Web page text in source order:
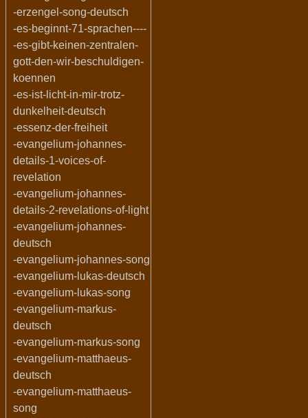
-erzengel-song-deutsch
-es-beginnt-71-sprachen----
-es-gibt-keinen-zentralen-
gott-den-wir-beschuldigen-
koennen
-es-ist-licht-in-mir-trotz-
dunkelheit-deutsch
-essenz-der-freiheit
-evangelium-johannes-
details-1-voices-of-
revelation
-evangelium-johannes-
details-2-revelations-of-light
-evangelium-johannes-
deutsch
-evangelium-johannes-song
-evangelium-lukas-deutsch
-evangelium-lukas-song
-evangelium-markus-
deutsch
-evangelium-markus-song
-evangelium-matthaeus-
deutsch
-evangelium-matthaeus-
song